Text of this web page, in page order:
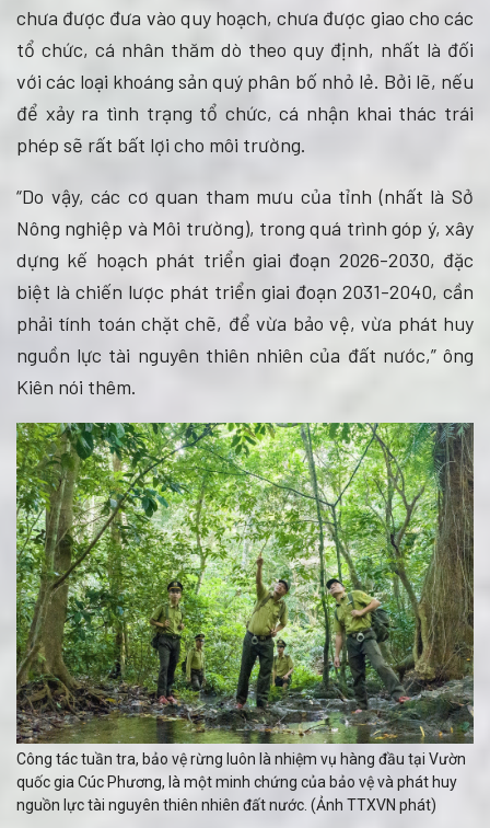
chưa được đưa vào quy hoạch, chưa được giao cho các
tổ chức, cá nhân thăm dò theo quy định, nhất là đối
với các loại khoáng sản quý phân bố nhỏ lẻ. Bởi lẽ, nếu
để xảy ra tình trạng tổ chức, cá nhận khai thác trái
phép sẽ rất bất lợi cho môi trường.
“Do vậy, các cơ quan tham mưu của tỉnh (nhất là Sở
Nông nghiệp và Môi trường), trong quá trình góp ý, xây
dựng kế hoạch phát triển giai đoạn 2026-2030, đặc
biệt là chiến lược phát triển giai đoạn 2031-2040, cần
phải tính toán chặt chẽ, để vừa bảo vệ, vừa phát huy
nguồn lực tài nguyên thiên nhiên của đất nước,” ông
Kiên nói thêm.
Công tác tuần tra, bảo vệ rừng luôn là nhiệm vụ hàng đầu tại Vườn
quốc gia Cúc Phương, là một minh chứng của bảo vệ và phát huy
nguồn lực tài nguyên thiên nhiên đất nước. (Ảnh TTXVN phát)